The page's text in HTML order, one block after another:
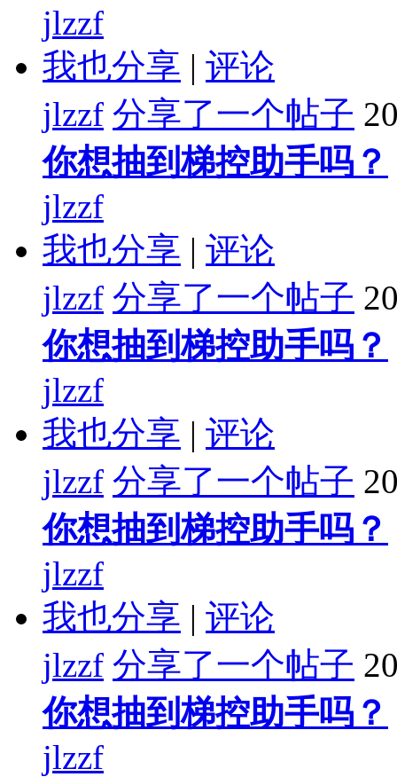
jlzzf
我也分享 | 评论
jlzzf 分享了一个帖子
你想抽到梯控助手吗？
jlzzf
我也分享 | 评论
jlzzf 分享了一个帖子
你想抽到梯控助手吗？
jlzzf
我也分享 | 评论
jlzzf 分享了一个帖子
你想抽到梯控助手吗？
jlzzf
我也分享 | 评论
jlzzf 分享了一个帖子
你想抽到梯控助手吗？
jlzzf